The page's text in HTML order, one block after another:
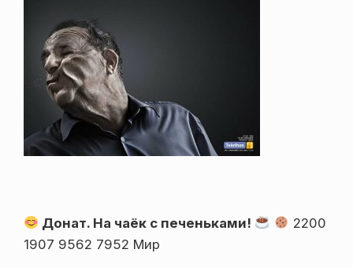
Донат. На чаёк с печеньками!
2200
1907 9562 7952 Мир